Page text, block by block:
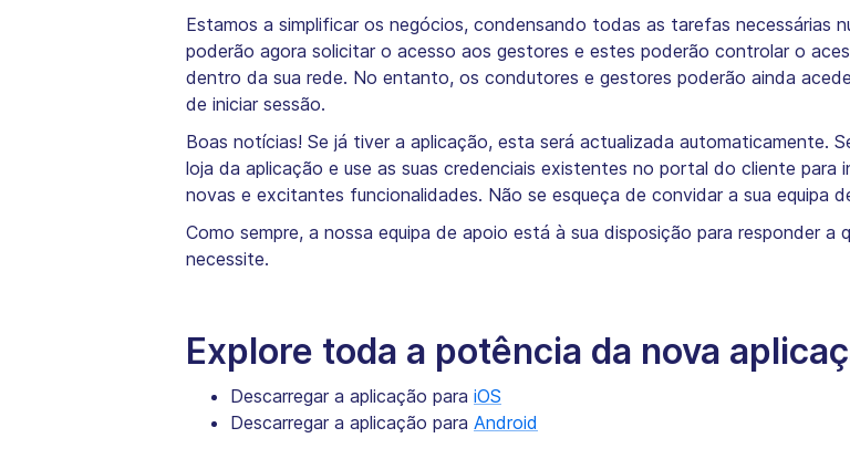
Estamos a simplificar os negócios, condensando todas as tarefas necessárias
poderão agora solicitar o acesso aos gestores e estes poderão controlar o
dentro da sua rede. No entanto, os condutores e gestores poderão ainda
de iniciar sessão.
Boas notícias! Se já tiver a aplicação, esta será actualizada automaticamente.
loja da aplicação e use as suas credenciais existentes no portal do cliente
novas e excitantes funcionalidades. Não se esqueça de convidar a sua equipa
Como sempre, a nossa equipa de apoio está à sua disposição para responder a
necessite.
Explore toda a potência da nova
Descarregar a aplicação para iOS
Descarregar a aplicação para Android